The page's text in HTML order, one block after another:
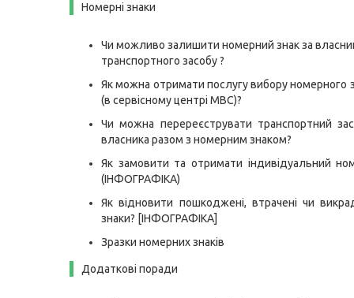
Номерні знаки
Чи можливо залишити номерний знак за
транспортного засобу ?
Як можна отримати послугу вибору номерного
(в сервісному центрі МВС)?
Чи можна перереєструвати транспортний
власника разом з номерним знаком?
Як замовити та отримати індивідуальний
(ІНФОГРАФІКА)
Як відновити пошкоджені, втрачені чи
знаки? [ІНФОГРАФІКА]
Зразки номерних знаків
Додаткові поради